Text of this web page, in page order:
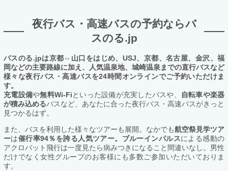
夜行バス・高速バスの予約ならバ
スのる.jp
バスのる.jpは京都⇔山口をはじめ、USJ、京都、名古屋、金沢、福
岡などの主要路線に加え、人気温泉地、城崎温泉までの直行バスなど
様々な夜行バス・高速バスを24時間オンラインでご予約いただけま
す。
充電設備や無料Wi-Fiといった設備が充実したバスや、
自転車や楽器
が積み込めるバスなど、あなたに合った夜行バス・高速バスがきっと
見つかるはず。
また、バスを利用した様々なツアーも展開。なかでも航空祭見学ツア
ーは催行率94％を誇る人気ツアー。ブルーインパルスによる感動の
アクロバット飛行は一度見たら病みつきになること間違いなし。男性
だけでなく女性グループのお客様にも多数ご参加いただいておりま
す。